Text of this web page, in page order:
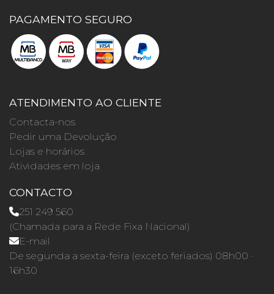
PAGAMENTO SEGURO
ATENDIMENTO AO CLIENTE
Contacta-nos
Pedir uma Devolução
Lojas e horários
Atividades em loja
CONTACTO
251 249 560
(Chamada para a Rede Fixa Nacional)
E-mail
De segunda a sexta-feira (exceto feriados) 08h00 ·
16h30